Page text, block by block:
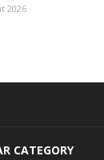
2026
CATEGORY